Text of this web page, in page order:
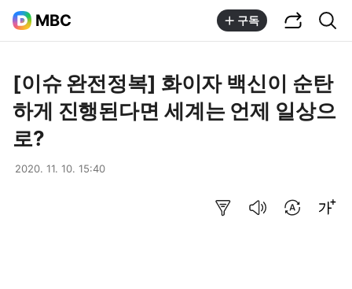
MBC 구독
[이슈 완전정복] 화이자 백신이 순탄
하게 진행된다면 세계는 언제 일상으
로?
2020. 11. 10. 15:40